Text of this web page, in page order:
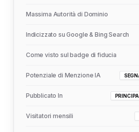
Massima Autorità di Dominio
Indicizzato su Google & Bing Search
Come visto sul badge di fiducia
Potenziale di Menzione IA
Pubblicato In
Visitatori mensili